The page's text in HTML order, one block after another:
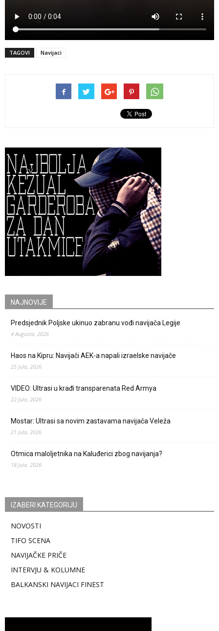
TAGOVI Navijaci
NAJNOVIJE
Predsjednik Poljske ukinuo zabranu vođi navijača Legije
4 Augusta, 2026
Haos na Kipru: Navijači AEK-a napali izraelske navijače
25 Jula, 2026
VIDEO: Ultrasi u krađi transparenata Red Armya
22 Jula, 2026
Mostar: Ultrasi sa novim zastavama navijača Veleža
21 Jula, 2026
Otmica maloljetnika na Kaluđerici zbog navijanja?
18 Jula, 2026
IZABERI KATEGORIJU
NOVOSTI
TIFO SCENA
NAVIJAČKE PRIČE
INTERVJU & KOLUMNE
BALKANSKI NAVIJACI FINEST